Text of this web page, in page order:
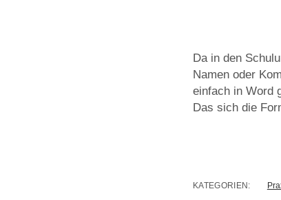
Da in den
Namen oder
einfach in Word
Das sich die
KATEGORIEN: